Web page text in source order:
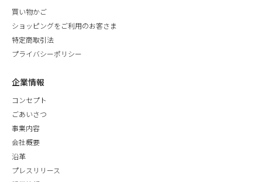
買い物かご
ショッピングをご利用のお客さま
特定商取引法
プライバシーポリシー
企業情報
コンセプト
ごあいさつ
事業内容
会社概要
沿革
プレスリリース